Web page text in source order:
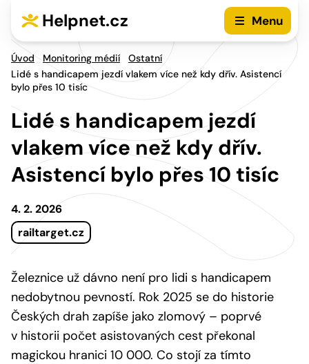
Helpnet.cz Menu
Úvod Monitoring médií
Ostatní
Lidé s handicapem jezdí vlakem více než kdy dřív. Asistencí
bylo přes 10 tisíc
Lidé s handicapem jezdí
vlakem více než kdy dřív.
Asistencí bylo přes 10 tisíc
4. 2. 2026
railtarget.cz
Železnice už dávno není pro lidi s handicapem
nedobytnou pevností. Rok 2025 se do historie
Českých drah zapíše jako zlomový – poprvé
v historii počet asistovaných cest překonal
magickou hranici 10 000. Co stojí za tímto